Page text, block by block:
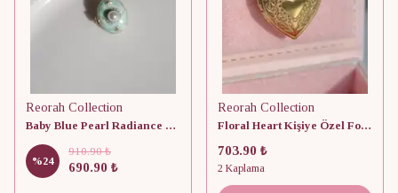
Reorah Collection
Baby Blue Pearl Radiance Kişiye Özel Fotoğraflı Kapaklı Kolye
%24
910.90 ₺
690.90 ₺
Reorah Collection
Floral Heart Kişiye Özel Fotoğraflı Kolye
703.90 ₺
2 Kaplama